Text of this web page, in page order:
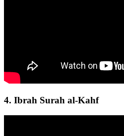
4. Ibrah Surah al-Kahf